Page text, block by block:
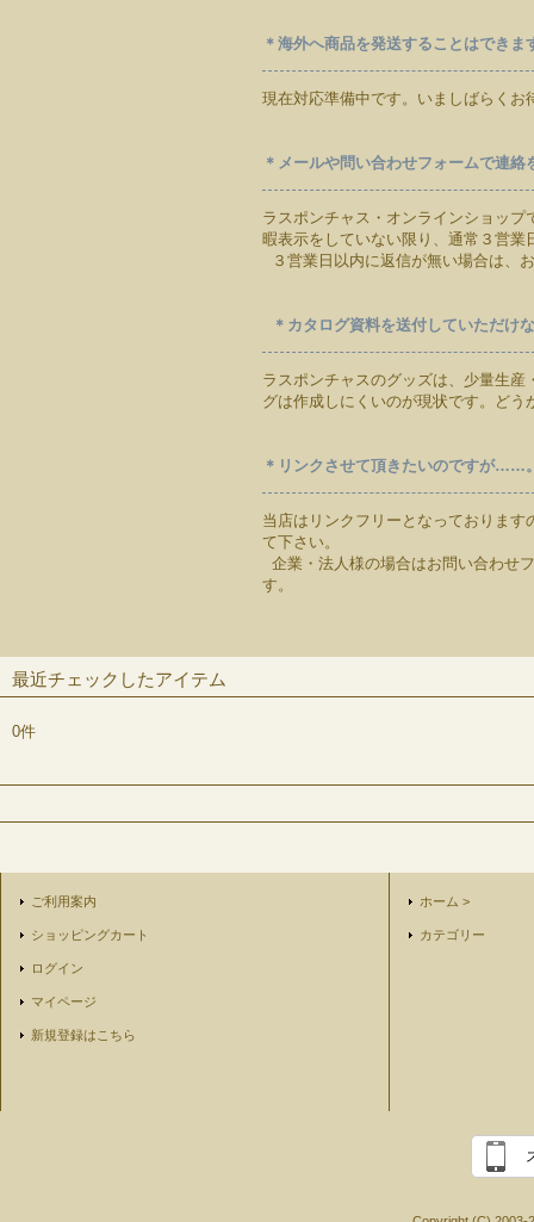
＊海外へ商品を発送することはできま
現在対応準備中です。いましばらくお
＊メールや問い合わせフォームで連
ラスポンチャス・オンラインショッ
暇表示をしていない限り、通常３営
３営業日以内に返信が無い場合は、
＊カタログ資料を送付していただけ
ラスポンチャスのグッズは、少量生
グは作成しにくいのが現状です。どう
＊リンクさせて頂きたいのですが……
当店はリンクフリーとなっておりま
て下さい。
企業・法人様の場合はお問い合わせ
す。
最近チェックしたアイテム
0件
ご利用案内
ショッピングカート
ログイン
マイページ
新規登録はこちら
ホーム >
カテゴリー